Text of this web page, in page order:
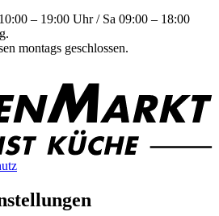
– 19:00 Uhr / Sa 09:00 – 18:00
montags geschlossen.